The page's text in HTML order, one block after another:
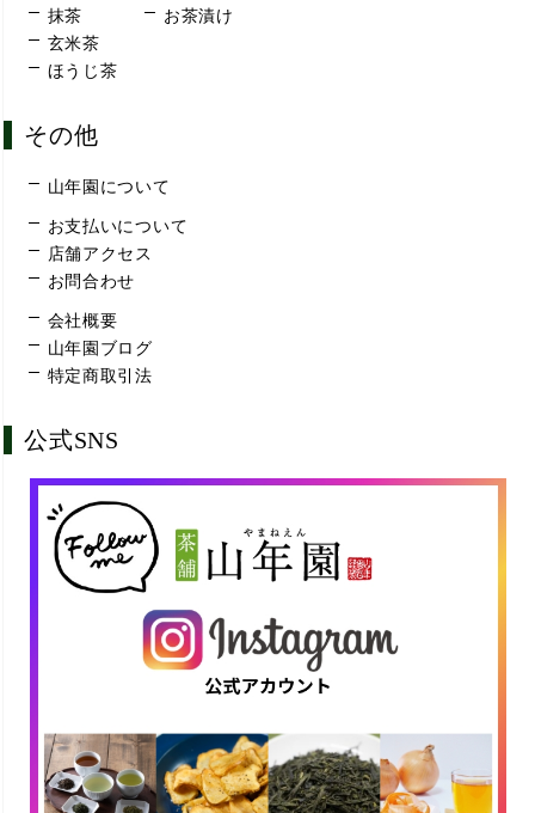
抹茶
玄米茶
ほうじ茶
お茶漬け
その他
山年園について
お支払いについて
店舗アクセス
お問合わせ
会社概要
山年園ブログ
特定商取引法
公式SNS